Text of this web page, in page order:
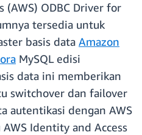
(AWS) ODBC Driver for
tersedia untuk
basis data Amazon
MySQL edisi
data ini memberikan
switchover dan failover
autentikasi dengan AWS
Identity and Access